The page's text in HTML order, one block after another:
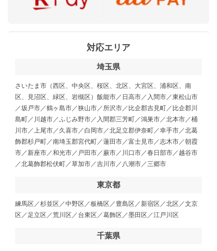
対応エリア
埼玉県
さいたま市（西区、中央区、桜区、北区、大宮区、浦和区、南
区、見沼区、緑区、岩槻区）飯能市／日高市／入間市／東松山市
／坂戸市／鶴ヶ島市／狭山市／所沢市／比企郡吉見町／比企郡川
島町／川越市／ふじみ野市／入間郡三芳町／鴻巣市／北本市／桶
川市／上尾市／久喜市／白岡市／北足立郡伊奈町／幸手市／北葛
飾郡杉戸町／南埼玉郡宮代町／蓮田市／富士見市／志木市／朝霞
市／新座市／和光市／戸田市／蕨市／川口市／春日部市／越谷市
／北葛飾郡松伏町／草加市／吉川市／八潮市／三郷市
東京都
練馬区／杉並区／中野区／板橋区／豊島区／新宿区／北区／文京
区／足立区／荒川区／台東区／葛飾区／墨田区／江戸川区
千葉県